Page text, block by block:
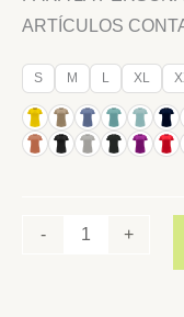
ARTÍCULOS
S M L XL
- +